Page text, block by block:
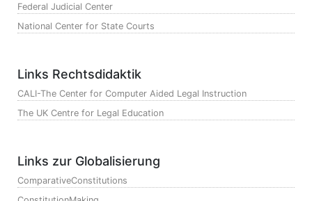
Federal Judicial Center
National Center for State Courts
Links Rechtsdidaktik
CALI-The Center for Computer Aided Legal Instruction
The UK Centre for Legal Education
Links zur Globalisierung
ComparativeConstitutions